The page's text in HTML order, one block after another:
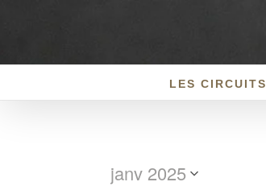
LES CIRCUITS